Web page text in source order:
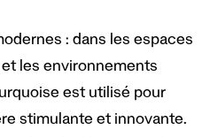
: dans les espaces
les environnements
est utilisé pour
stimulante et innovante.